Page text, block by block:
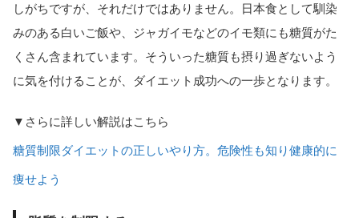
しがちですが、それだけではありません。日本食として馴染
みのある白いご飯や、ジャガイモなどのイモ類にも糖質がた
くさん含まれています。そういった糖質も摂り過ぎないよう
に気を付けることが、ダイエット成功への一歩となります。
▼さらに詳しい解説はこちら
糖質制限ダイエットの正しいやり方。危険性も知り健康的に
痩せよう